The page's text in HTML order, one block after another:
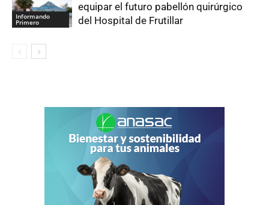
Informando
Primero
equipar el futuro pabellón quirúrgico
del Hospital de Frutillar